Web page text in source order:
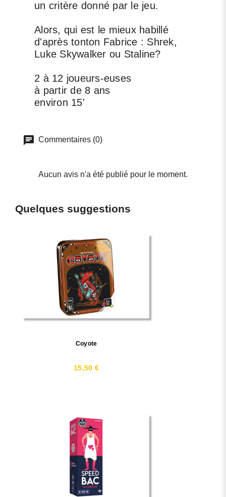
un critère donné par le jeu.
Alors, qui est le mieux habillé
d'après tonton Fabrice : Shrek,
Luke Skywalker ou Staline?
2 à 12 joueurs-euses
à partir de 8 ans
environ 15'
Commentaires (0)
Aucun avis n'a été publié pour le moment.
Quelques suggestions
Coyote
15,50 €